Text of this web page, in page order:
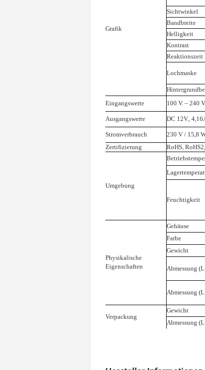
Grafik
Sichtwinkel
Bandbreite
Helligkeit
Kontrast
Reaktionszeit
Lochmaske
Eingangswerte
100 V. – 240
Ausgangswerte DC 12V.,
Stromverbrauch
230 V / 15,8
Zertifizierung
RoHS,
Umgebung
Feuchtigkeit
Physikalische
Eigenschaften
Gehäuse
Farbe
Gewicht
Abmessung
Abmessung
Verpackung
Gewicht
Abmessung